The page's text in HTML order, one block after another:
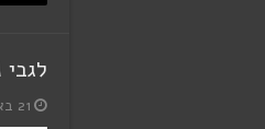
לגבי MIDEM
21 באפריל 2015